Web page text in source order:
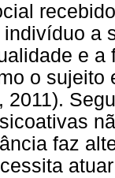
a
e
o sujeito
, 2011).
faz